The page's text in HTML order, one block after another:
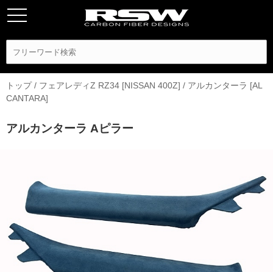
トップ/ フェアレディZ RZ34 [NISSAN 400Z] / アルカンターラ [AL
CANTARA]
アルカンターラ Aピラー